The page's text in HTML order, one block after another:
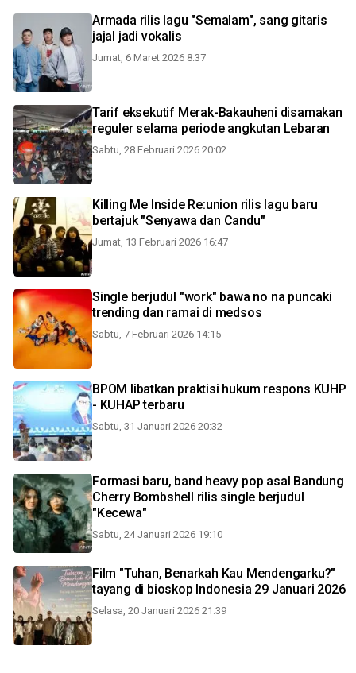
Armada rilis lagu "Semalam", sang gitaris
jajal jadi vokalis
Jumat, 6 Maret 2026 8:37
Tarif eksekutif Merak-Bakauheni disamakan
reguler selama periode angkutan Lebaran
Sabtu, 28 Februari 2026 20:02
Killing Me Inside Re:union rilis lagu baru
bertajuk "Senyawa dan Candu"
Jumat, 13 Februari 2026 16:47
Single berjudul "work" bawa no na puncaki
trending dan ramai di medsos
Sabtu, 7 Februari 2026 14:15
BPOM libatkan praktisi hukum respons KUHP
- KUHAP terbaru
Sabtu, 31 Januari 2026 20:32
Formasi baru, band heavy pop asal Bandung
Cherry Bombshell rilis single berjudul
"Kecewa"
Sabtu, 24 Januari 2026 19:10
Film "Tuhan, Benarkah Kau Mendengarku?"
tayang di bioskop Indonesia 29 Januari 2026
Selasa, 20 Januari 2026 21:39